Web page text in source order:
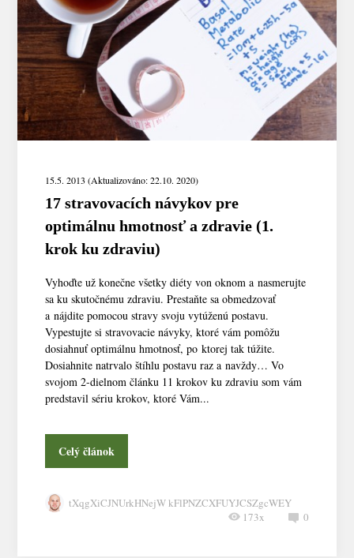
15.5. 2013 (Aktualizováno: 22.10. 2020)
17 stravovacích návykov pre
optimálnu hmotnosť a zdravie (1.
krok ku zdraviu)
Vyhoďte už konečne všetky diéty von oknom a nasmerujte
sa ku skutočnému zdraviu. Prestaňte sa obmedzovať
a nájdite pomocou stravy svoju vytúženú postavu.
Vypestujte si stravovacie návyky, ktoré vám pomôžu
dosiahnuť optimálnu hmotnosť, po ktorej tak túžite.
Dosiahnite natrvalo štíhlu postavu raz a navždy… Vo
svojom 2-dielnom článku 11 krokov ku zdraviu som vám
predstavil sériu krokov, ktoré Vám...
Celý článok
tXqgXiCJNUrkHNejW kFlPNZCXFUYJCSZgcWEY
0
173x